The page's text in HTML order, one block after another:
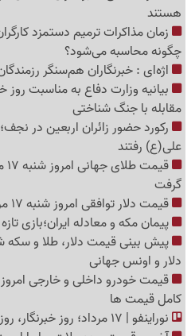
هستند
زمان مذاکرات ترمیم دستمزد
چگونه محاسبه می‌شود؟
اژه‌ای : خبرنگاران هم‌سنگر
بیانیه وزارت دفاع به مناسبت
مقابله با جنگ شناختی
علی(ع) رفتند
گرفت
قیمت دلار توافقی امروز شنبه 17 مرداد 1405
پیمان مکه و معادله ایران؛بازی
دلار و اونس جهانی
کامل قیمت ها
نوراینفو | 17 مرداد؛ روز خبرنگار، روز پاسداران حقیقت و آگاهی